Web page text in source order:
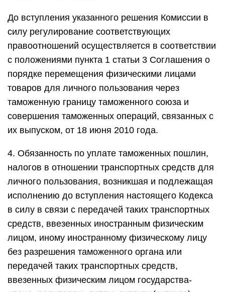
До вступления указанного решения Комиссии в
силу регулирование соответствующих
правоотношений осуществляется в соответствии
с положениями пункта 1 статьи 3 Соглашения о
порядке перемещения физическими лицами
товаров для личного пользования через
таможенную границу таможенного союза и
совершения таможенных операций, связанных с
их выпуском, от 18 июня 2010 года.
4. Обязанность по уплате таможенных пошлин,
налогов в отношении транспортных средств для
личного пользования, возникшая и подлежащая
исполнению до вступления настоящего Кодекса
в силу в связи с передачей таких транспортных
средств, ввезенных иностранным физическим
лицом, иному иностранному физическому лицу
без разрешения таможенного органа или
передачей таких транспортных средств,
ввезенных физическим лицом государства-